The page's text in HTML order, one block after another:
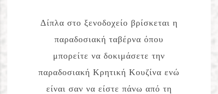
Δίπλα στο ξενοδοχείο βρίσκεται η
παραδοσιακή ταβέρνα όπου
μπορείτε να δοκιμάσετε την
παραδοσιακή Κρητική Κουζίνα ενώ
είναι σαν να είστε πάνω από τη